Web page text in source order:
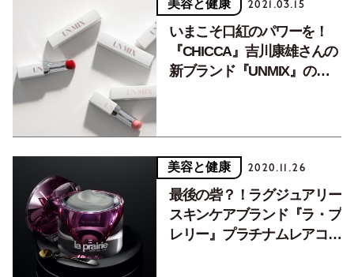
美容と健康 2021.03.15
いまこそ口紅のパワーを！
『CHICCA』吉川康雄さんの
新ブランド『UNMIX』の実
美容と健康 2020.11.26
最後の砦？！ラグジュアリー
スキンケアブランド『ラ・プ
レリー』プラチナムレアコレ